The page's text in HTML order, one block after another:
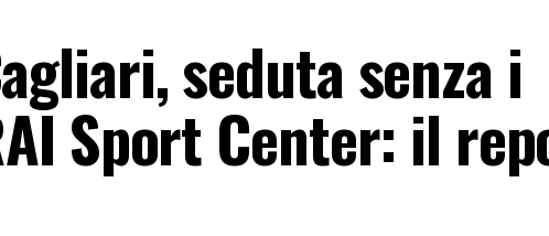
seduta senza i
Sport Center: il